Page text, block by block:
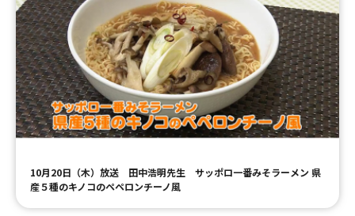
試写会・プレゼント
Present
ＹＢＣオンデマンド
やまがた情熱市場
10月20日（木）放送 田中浩明先生 サッポロ一番みそラーメン 県
産５種のキノコのペペロンチーノ風